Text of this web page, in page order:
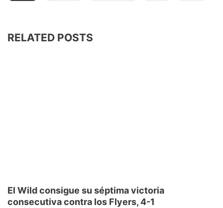
RELATED POSTS
El Wild consigue su séptima victoria
consecutiva contra los Flyers, 4-1